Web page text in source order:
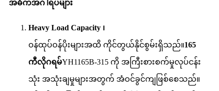
အဓိကအင်္ဂါရပ်များ
Heavy Load Capacity ၊
ဝန်ထုပ်ဝန်ပိုးများအထိ ကိုင်တွယ်နိုင်စွမ်းရှိသည်။165
ကီလိုဂရမ်YH1165B-315 ကို အကြီးစားစက်မှုလုပ်ငန်း
သုံး အသုံးချမှုများအတွက် အံဝင်ခွင်ကျဖြစ်စေသည်။